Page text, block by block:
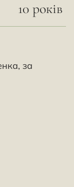
10 років
за